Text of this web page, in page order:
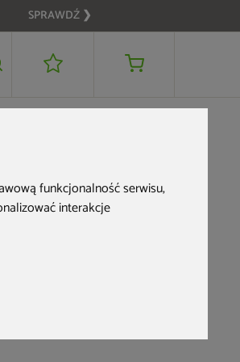
funkcjonalność serwisu,
interakcje
SPRAWDŹ ❯